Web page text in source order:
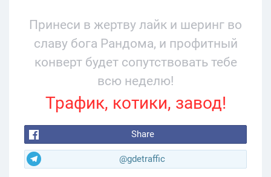
Принеси в жертву лайк и шеринг во
славу бога Рандома, и профитный
конверт будет сопутствовать тебе
всю неделю!
Трафик, котики, завод!
Share
@gdetraffic